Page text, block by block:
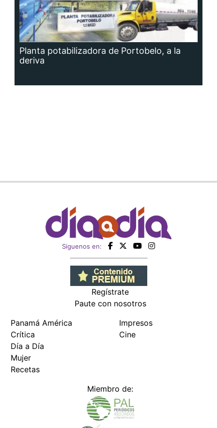
Planta potabilizadora de Portobelo, a la
deriva
Siguenos en:
Regístrate
Paute con nosotros
Panamá América
Crítica
Día a Día
Mujer
Recetas
Impresos
Cine
Miembro de: